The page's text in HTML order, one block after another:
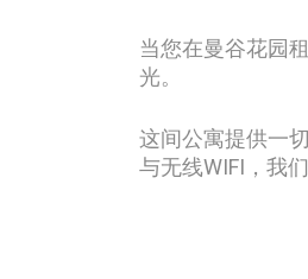
当您在曼谷花园
光。
这间公寓提供一
与无线WIFI，我